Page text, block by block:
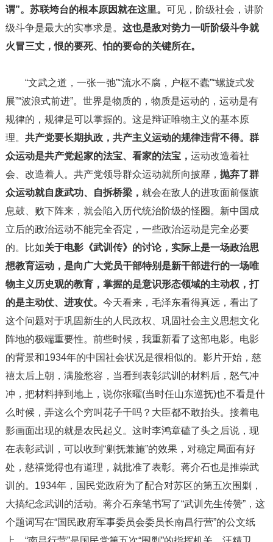
谓”。苏联垮台的根本原因就在这里。 可见，阶级社会，讲阶
级斗争是最大的实事求是。 这也是敌对势力一听阶级斗争就
火冒三丈，恨的要死、怕的要命的关键所在。
“文武之道，一张一弛”“流水不腐，户枢不蠹”“螺旋式发
展”“波浪式前进”。世界是物质的，物质是运动的，运动是有
规律的，规律是可以掌握的。这是辩证唯物主义的基本原
理。 共产党要长期执政，共产主义运动的规律违背不得。群
众运动是共产党起家的法宝、看家的法宝， 运动改造着社
会、改造着人。共产党领导群众运动就所向披靡， 抛弃了群
众运动就自废武功、自拆桥梁， 就会在敌人的进攻面前偃旗
息鼓、败下阵来，就会陷入历代统治阶级的怪圈。新中国成
立后的政治运动不能完全否定，一些政治运动是完全必要
的。比如关于电影《武训传》的讨论，实际上是一场政治思
想教育运动，是向广大党员干部特别是新干部进行的一场唯
物主义历史观的教育，掌握的是意识形态领域的主动权，打
的是主动仗、进攻仗。 今天看来，毛泽东看得真远，看出了
这个问题对于巩固新生的人民政权、巩固社会主义思想文化
阵地的极端重要性。前些时候，我重新看了这部电影。电影
的背景和1934年的中国社会状况是很相似的。影片开始，慈
禧太后上朝，满脸愁容，当看到表彰武训的材料后，怒气冲
冲，把材料摔到地上，说你张曜(当时任山东巡抚)也不看是什
么时候，弄这么个穷叫花子干吗？大臣都不敢抬头。接着电
影画面出现的就是农民起义。这时李鸿章磕了头之后说，现
在表彰武训，可以收到“剿抚兼施”的效果，对稳定局面有好
处，慈禧觉得也有道理，就批准了表彰。蒋介石也是推崇武
训的。1934年，国民党政府为了配合对苏区的第五次围剿，
大搞纪念武训的活动。蒋介石亲笔书写了“武训先生传赞”，这
个题词写在“国民政府军事委员会委员长南昌行营”的公文纸